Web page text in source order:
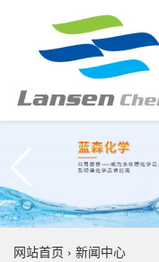
网站首页 › 新闻中心